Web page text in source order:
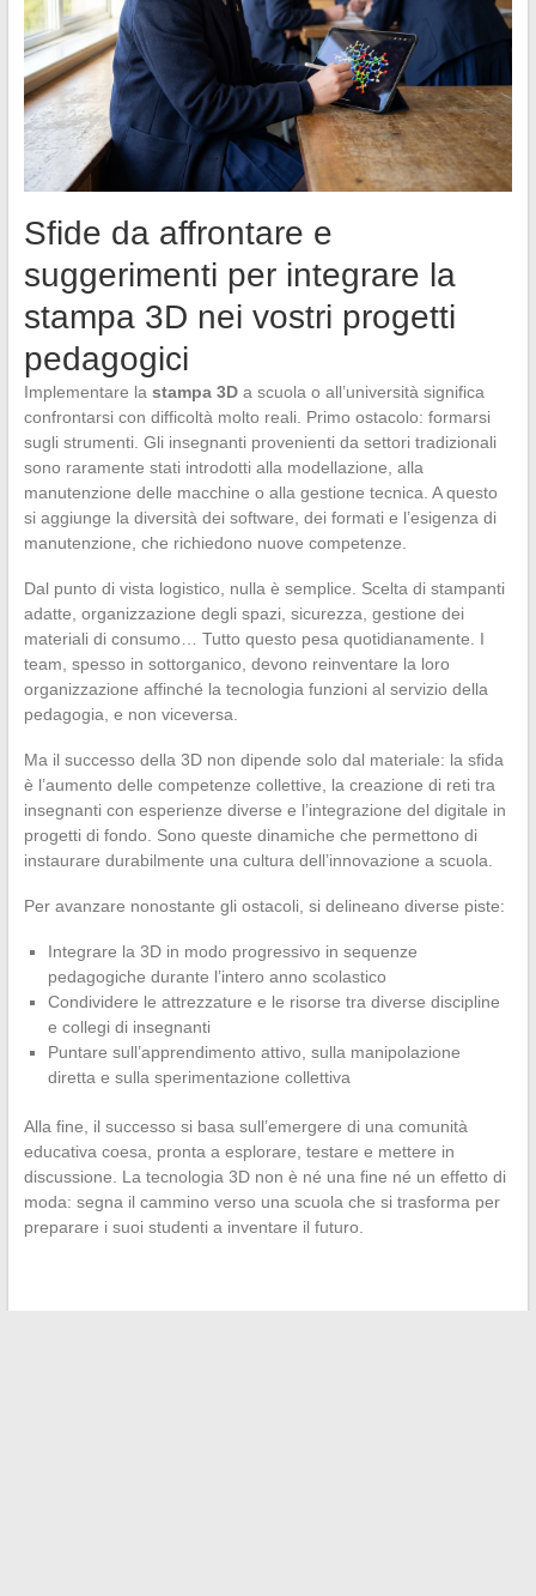
Sfide da affrontare e
suggerimenti per integrare la
stampa 3D nei vostri progetti
pedagogici
Implementare la stampa 3Da scuola o all’università significa
confrontarsi con difficoltà molto reali. Primo ostacolo: formarsi
sugli strumenti. Gli insegnanti provenienti da settori tradizionali
sono raramente stati introdotti alla modellazione, alla
manutenzione delle macchine o alla gestione tecnica. A questo
si aggiunge la diversità dei software, dei formati e l’esigenza di
manutenzione, che richiedono nuove competenze.
Dal punto di vista logistico, nulla è semplice. Scelta di stampanti
adatte, organizzazione degli spazi, sicurezza, gestione dei
materiali di consumo… Tutto questo pesa quotidianamente. I
team, spesso in sottorganico, devono reinventare la loro
organizzazione affinché la tecnologia funzioni al servizio della
pedagogia, e non viceversa.
Ma il successo della 3D non dipende solo dal materiale: la sfida
è l’aumento delle competenze collettive, la creazione di reti tra
insegnanti con esperienze diverse e l’integrazione del digitale in
progetti di fondo. Sono queste dinamiche che permettono di
instaurare durabilmente una cultura dell’innovazione a scuola.
Per avanzare nonostante gli ostacoli, si delineano diverse piste:
Integrare la 3D in modo progressivo in sequenze
pedagogiche durante l’intero anno scolastico
Condividere le attrezzature e le risorse tra diverse discipline
e collegi di insegnanti
Puntare sull’apprendimento attivo, sulla manipolazione
diretta e sulla sperimentazione collettiva
Alla fine, il successo si basa sull’emergere di una comunità
educativa coesa, pronta a esplorare, testare e mettere in
discussione. La tecnologia 3D non è né una fine né un effetto di
moda: segna il cammino verso una scuola che si trasforma per
preparare i suoi studenti a inventare il futuro.